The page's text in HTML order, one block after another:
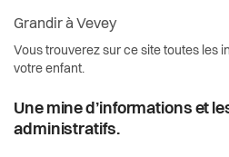
Economie et tourisme
Enfance et écoles
Autres lieux d'accueil
Camps
Espaces urbains
Actualités
Pilier public
Règlements
Grandir à Vevey
Vous trouverez sur ce site toutes les
votre enfant.
Une mine d’informations et
administratifs.